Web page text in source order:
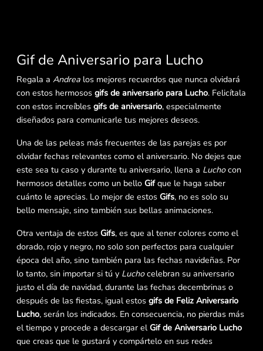
Gif de Aniversario para Lucho
Regala a Andrea los mejores recuerdos que nunca olvidará
con estos hermosos gifs de aniversario para Lucho. Felicítala
con estos increíbles gifs de aniversario, especialmente
diseñados para comunicarle tus mejores deseos.
Una de las peleas más frecuentes de las parejas es por
olvidar fechas relevantes como el aniversario. No dejes que
este sea tu caso y durante tu aniversario, llena a Luchocon
hermosos detalles como un bello Gifque le haga saber
cuánto le aprecias. Lo mejor de estos Gifs, no es solo su
bello mensaje, sino también sus bellas animaciones.
Otra ventaja de estos Gifs, es que al tener colores como el
dorado, rojo y negro, no solo son perfectos para cualquier
época del año, sino también para las fechas navideñas. Por
lo tanto, sin importar si tú y Luchocelebran su aniversario
justo el día de navidad, durante las fechas decembrinas o
después de las fiestas, igual estos gifs de Feliz Aniversario
Lucho, serán los indicados. En consecuencia, no pierdas más
el tiempo y procede a descargar elGif de Aniversario Lucho
que creas que le gustará y compártelo en sus redes